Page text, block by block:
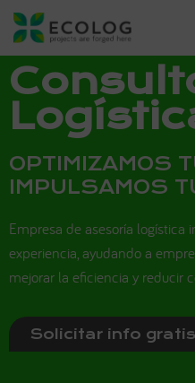
Saltar
al
contenido
OPTIMIZAMOS
IMPULSAMOS
Empresa de asesoría logística
experiencia, ayudando a
mejorar la eficiencia y reducir
Solicitar info gratis